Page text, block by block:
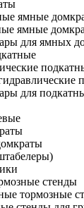
ямные
ямные
для ямных
для
стенды
тормозные